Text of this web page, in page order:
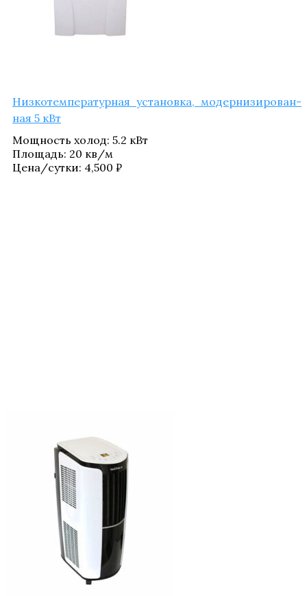
Низ­ко­тем­пе­ра­тур­ная уста­нов­ка, модер­ни­зи­ро­ван­
ная 5 кВт
Мощ­ность холод: 5.2 кВт
Пло­щадь: 20 кв/​м
Цена/​сутки: 4,500 ₽